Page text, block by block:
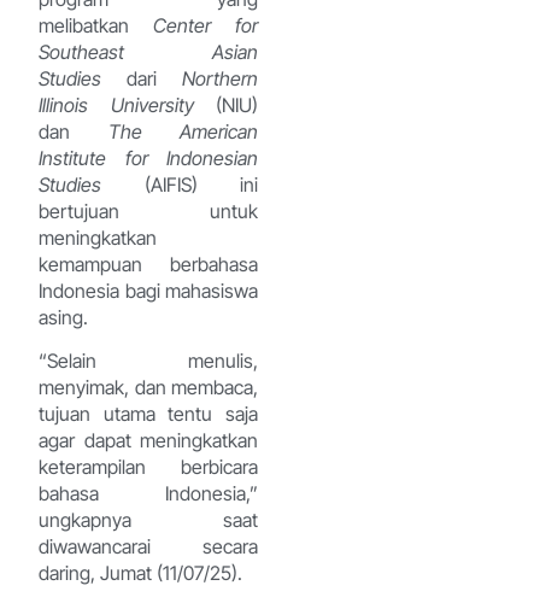
melibatkanCenter for
Southeast Asian
Studies dari Northern
Illinois University(NIU)
dan The American
Institute for Indonesian
Studies (AIFIS) ini
bertujuan untuk
meningkatkan
kemampuan berbahasa
Indonesia bagi mahasiswa
asing.
“Selain menulis,
menyimak, dan membaca,
tujuan utama tentu saja
agar dapat meningkatkan
keterampilan berbicara
bahasa Indonesia,”
ungkapnya saat
diwawancarai secara
daring, Jumat (11/07/25).